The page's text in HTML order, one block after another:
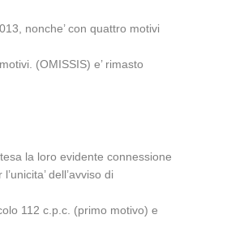
nonche’ con quattro motivi
(OMISSIS) e’ rimasto
la loro evidente connessione
dell’avviso di
112 c.p.c. (primo motivo) e